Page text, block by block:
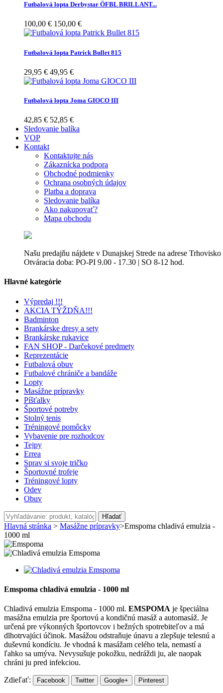
Futbalová lopta Derbystar ÖFBL BRILLANT...
100,00 € 150,00 €
Futbalová lopta Patrick Bullet 815
29,95 € 49,95 €
Futbalová lopta Joma GIOCO III
42,85 € 52,85 €
Sledovanie balíka
VOP
Kontakt
Kontaktujte nás
Zákaznícka podpora
Obchodné podmienky
Ochrana osobných údajov
Platba a doprava
Sledovanie balíka
Ako nakupovať?
Mapa obchodu
Našu predajňu nájdete v Dunajskej Strede na adrese Trhovisko
Otváracia doba: PO-PI 9.00 - 17.30 | SO 8-12 hod.
Hlavné kategórie
Výpredaj !!!
AKCIA TÝŽDŇA!!!
Badminton
Brankárske dresy a sety
Brankárske rukavice
FAN SHOP - Darčekové predmety
Reprezentácie
Futbalová obuv
Futbalové chrániče a bandáže
Lopty
Masážne prípravky
Píšťalky
Športové potreby
Stolný tenis
Tréningové pomôcky
Vybavenie pre rozhodcov
Tejpy
Errea
Sprav si svoje tričko
Športovné trofeje
Tréningové lopty
Odev
Obuv
Hľadať
Hlavná stránka > Masážne prípravky>Emspoma chladivá emulzia -
1000 ml
Emspoma chladivá emulzia - 1000 ml
Chladivá emulzia Emspoma - 1000 ml. EMSPOMA je špeciálna
masážna emulzia pre športovú a kondičnú masáž a automasáž. Je
určená pre výkonných športovcov i bežných spotrebiteľov a má
dlhotrvajúci účinok. Masážou odstraňuje únavu a zlepšuje telesnú a
duševnú kondíciu. Je vhodná k masážam celého tela, nemastí a
ľahko sa umýva. Nevysušuje pokožku, nedráždi ju, ale naopak
chráni ju pred infekciou.
Zdieľať: Facebook Twitter Google+ Pinterest